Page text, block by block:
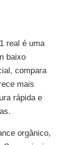
real é uma
baixo
compara
mais
rápida e
orgânico,